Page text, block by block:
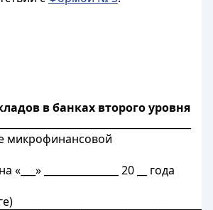
в банках второго уровня
микрофинансовой
_______________ 20 __ года